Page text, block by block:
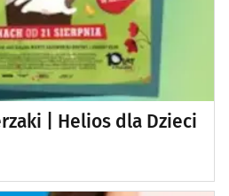
| Helios dla Dzieci